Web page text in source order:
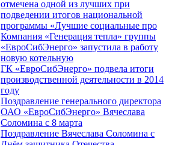
отмечена одной из лучших при
подведении итогов национальной
программы «Лучшие социальные про
Компания «Генерация тепла» группы
«ЕвроСибЭнерго» запустила в работу
новую котельную
ГК «ЕвроСибЭнерго» подвела итоги
производственной деятельности в 2014
году
Поздравление генерального директора
ОАО «ЕвроСибЭнерго» Вячеслава
Соломина с 8 марта
Поздравление Вячеслава Соломина с